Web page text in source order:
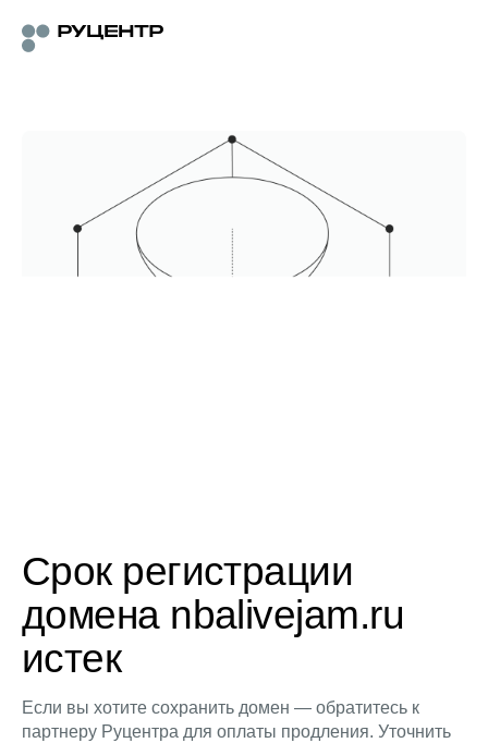
Срок регистрации
домена nbalivejam.ru
истек
Если вы хотите сохранить домен — обратитесь к
партнеру Руцентра для оплаты продления. Уточнить